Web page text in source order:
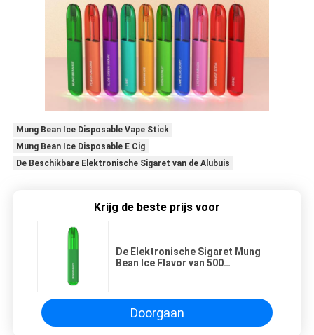
Mung Bean Ice Disposable Vape Stick
Mung Bean Ice Disposable E Cig
De Beschikbare Elektronische Sigaret van de Alubuis
Krijg de beste prijs voor
De Elektronische Sigaret Mung
Bean Ice Flavor van 500
Doorgaan